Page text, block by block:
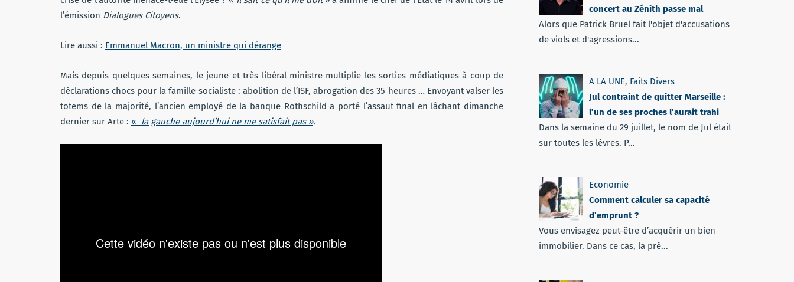
l’émission Dialogues Citoyens.
Lire aussi : Emmanuel Macron, un ministre qui dérange
Mais depuis quelques semaines, le jeune et très libéral ministre multiplie les sorties médiatiques à coup de
déclarations chocs pour la famille socialiste : abolition de l’ISF, abrogation des 35 heures … Envoyant valser les
totems de la majorité, l’ancien employé de la banque Rothschild a porté l’assaut final en lâchant dimanche
dernier sur Arte : « la gauche aujourd’hui ne me satisfait pas ».
concert au Zénith passe mal
Alors que Patrick Bruel fait l'objet d'accusations
de viols et d'agressions...
A LA UNE, Faits Divers
Jul contraint de quitter Marseille :
l’un de ses proches l’aurait trahi
Dans la semaine du 29 juillet, le nom de Jul était
sur toutes les lèvres. P...
Economie
Comment calculer sa capacité
d’emprunt ?
Vous envisagez peut-être d’acquérir un bien
immobilier. Dans ce cas, la pré...